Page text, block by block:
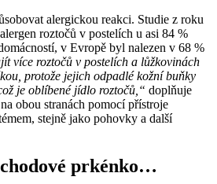
alergickou reakci. Studie z roku
roztočů v postelích u asi 84 %
v Evropě byl nalezen v 68 %
více roztočů v postelích a lůžkovinách
protože jejich odpadlé kožní buňky
je oblíbené jídlo roztočů,“ doplňuje
obou stranách pomocí přístroje
stejně jako pohovky a další
prkénko…